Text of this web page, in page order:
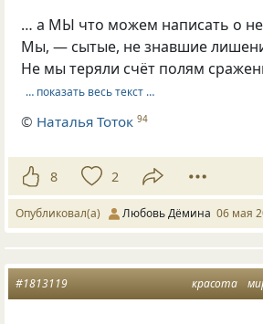
… а МЫ что можем написать о
Мы, — сытые, не знавшие
Не мы теряли счёт полям
… показать весь текст …
© Наталья Тоток 94
8 2
Опубликовал(а) Любовь Дёмина 06 мая
красота
#1813119